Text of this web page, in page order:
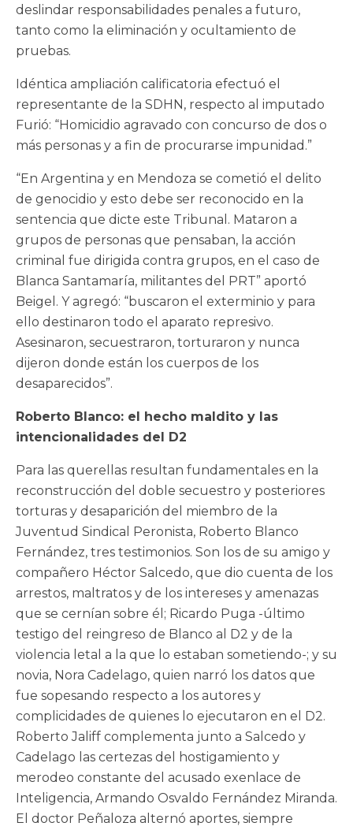
deslindar responsabilidades penales a futuro,
tanto como la eliminación y ocultamiento de
pruebas.
Idéntica ampliación calificatoria efectuó el
representante de la SDHN, respecto al imputado
Furió: “Homicidio agravado con concurso de dos o
más personas y a fin de procurarse impunidad.”
“En Argentina y en Mendoza se cometió el delito
de genocidio y esto debe ser reconocido en la
sentencia que dicte este Tribunal. Mataron a
grupos de personas que pensaban, la acción
criminal fue dirigida contra grupos, en el caso de
Blanca Santamaría, militantes del PRT” aportó
Beigel. Y agregó: “buscaron el exterminio y para
ello destinaron todo el aparato represivo.
Asesinaron, secuestraron, torturaron y nunca
dijeron donde están los cuerpos de los
desaparecidos”.
Roberto Blanco: el hecho maldito y las
intencionalidades del D2
Para las querellas resultan fundamentales en la
reconstrucción del doble secuestro y posteriores
torturas y desaparición del miembro de la
Juventud Sindical Peronista, Roberto Blanco
Fernández, tres testimonios. Son los de su amigo y
compañero Héctor Salcedo, que dio cuenta de los
arrestos, maltratos y de los intereses y amenazas
que se cernían sobre él; Ricardo Puga -último
testigo del reingreso de Blanco al D2 y de la
violencia letal a la que lo estaban sometiendo-; y su
novia, Nora Cadelago, quien narró los datos que
fue sopesando respecto a los autores y
complicidades de quienes lo ejecutaron en el D2.
Roberto Jaliff complementa junto a Salcedo y
Cadelago las certezas del hostigamiento y
merodeo constante del acusado exenlace de
Inteligencia, Armando Osvaldo Fernández Miranda.
El doctor Peñaloza alternó aportes, siempre